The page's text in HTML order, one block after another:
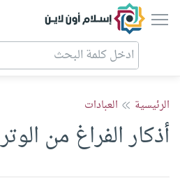
إسلام أون لاين
الرئيسية العبادات
أذكار الفراغ من الوتر